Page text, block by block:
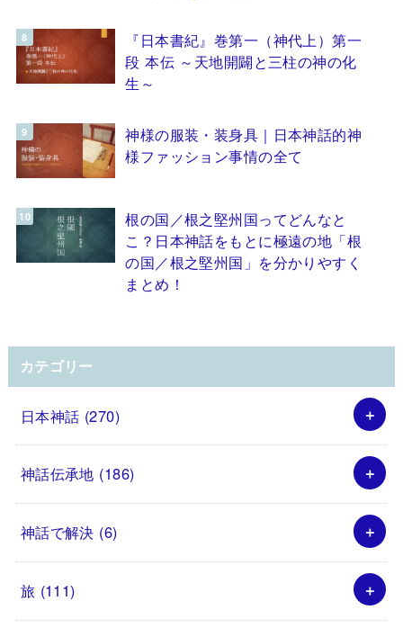
『日本書紀』巻第一（神代上）第一
段 本伝 ～天地開闢と三柱の神の化
生～
神様の服装・装身具｜日本神話的神
様ファッション事情の全て
根の国／根之堅州国ってどんなと
こ？日本神話をもとに極遠の地「根
の国／根之堅州国」を分かりやすく
まとめ！
カテゴリー
日本神話 (270)
神話伝承地 (186)
神話で解決 (6)
旅 (111)